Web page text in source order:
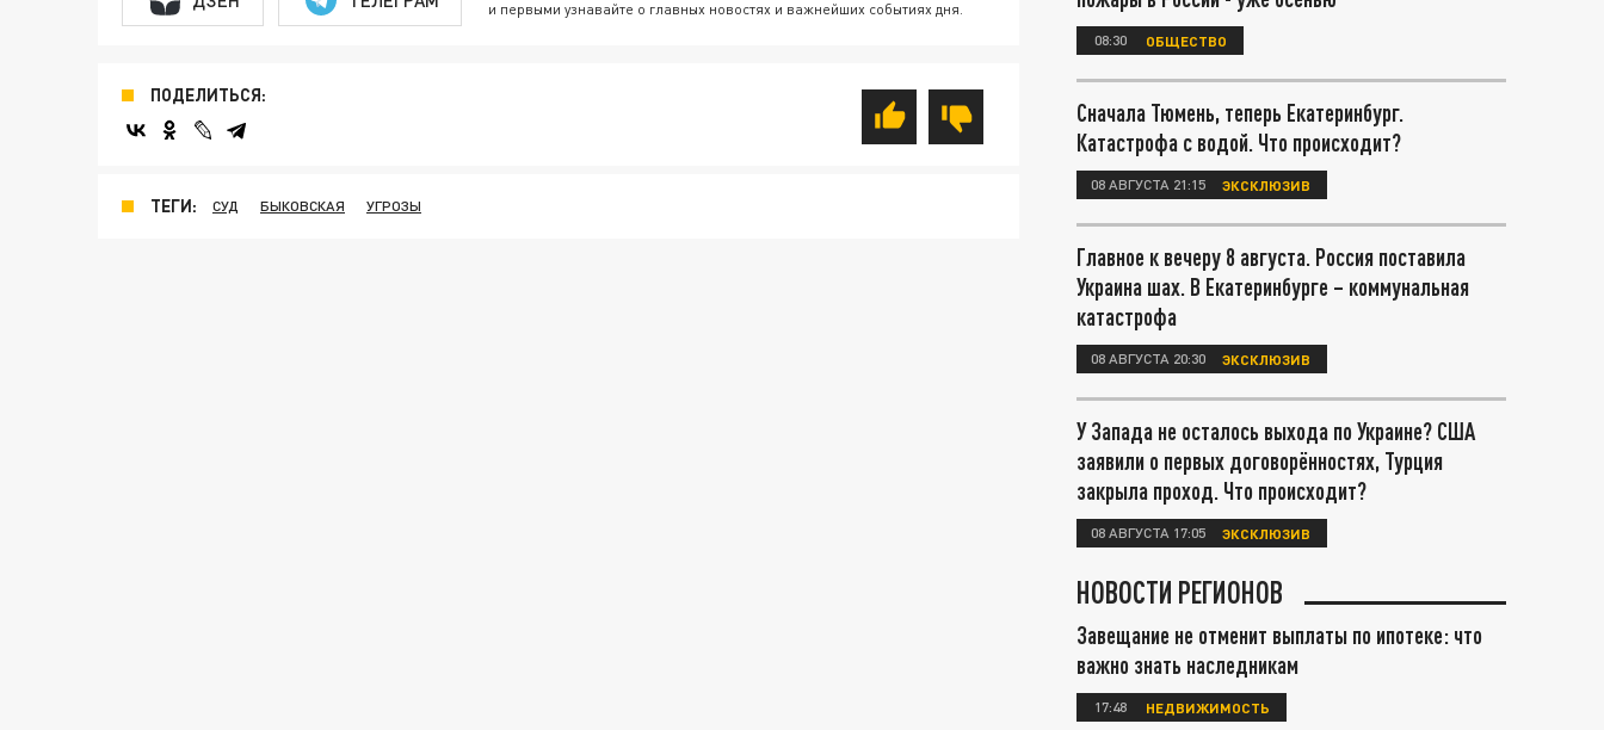
и первыми узнавайте о главных новостях и важнейших событиях дня.
ПОДЕЛИТЬСЯ:
ТЕГИ: СУД БЫКОВСКАЯ УГРОЗЫ
08:30 ОБЩЕСТВО
Сначала Тюмень, теперь Екатеринбург.
Катастрофа с водой. Что происходит?
08 АВГУСТА 21:15 ЭКСКЛЮЗИВ
Главное к вечеру 8 августа. Россия поставила
Украина шах. В Екатеринбурге – коммунальная
катастрофа
08 АВГУСТА 20:30 ЭКСКЛЮЗИВ
У Запада не осталось выхода по Украине? США
заявили о первых договорённостях, Турция
закрыла проход. Что происходит?
08 АВГУСТА 17:05 ЭКСКЛЮЗИВ
НОВОСТИ РЕГИОНОВ
Завещание не отменит выплаты по ипотеке: что
важно знать наследникам
17:48 НЕДВИЖИМОСТЬ